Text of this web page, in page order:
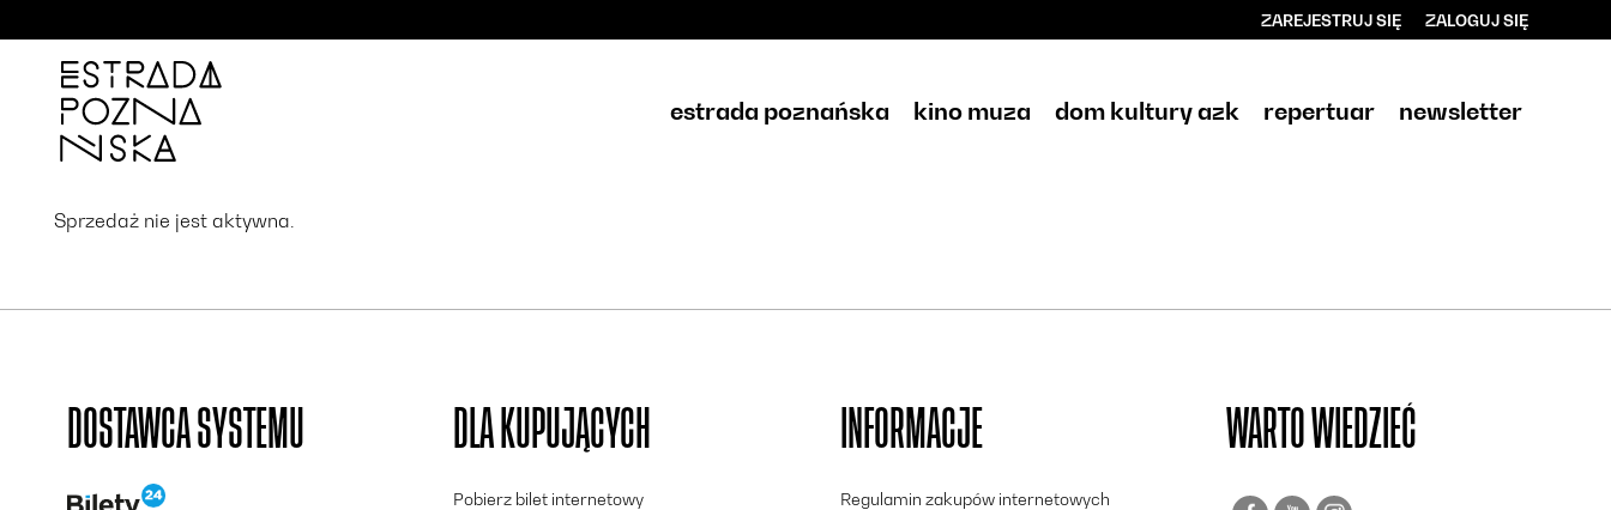
ZAREJESTRUJ SIĘ ZALOGUJ SIĘ
estrada poznańska kino muza dom kultury azk repertuar newsletter
Sprzedaż nie jest aktywna.
DOSTAWCA SYSTEMU DLA KUPUJĄCYCH
Pobierz bilet internetowy
INFORMACJE
Regulamin zakupów internetowych
WARTO WIEDZIEĆ